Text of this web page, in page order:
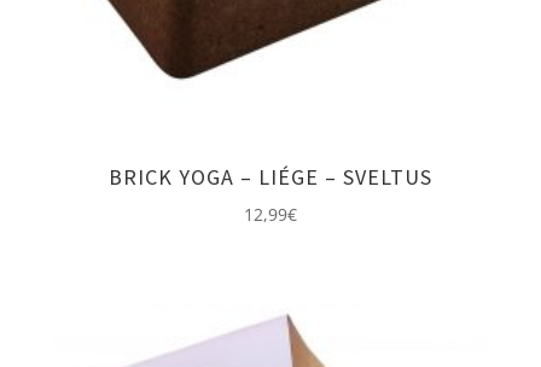
BRICK YOGA – LIÉGE – SVELTUS
12,99€